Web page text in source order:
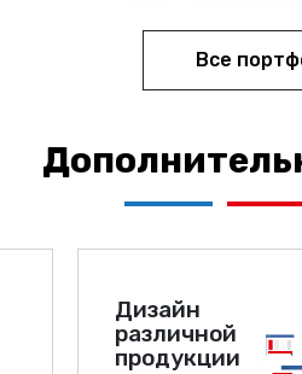
Все
Дизайн
различной
продукции